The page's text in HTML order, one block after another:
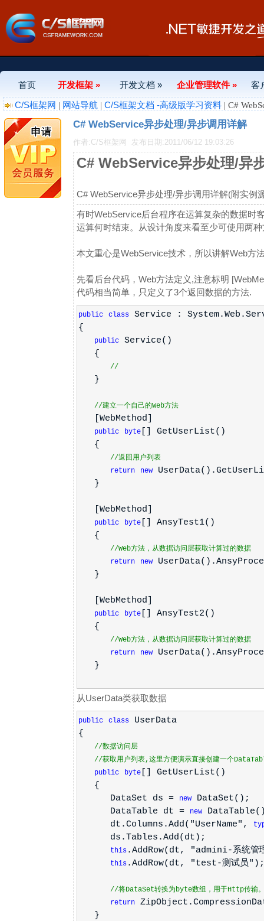
首页 开发框架 » 开发文档 » 企业管理软件 »
客
C/S框架网 | 网站导航 | C/S框架文档 -高级版学习资料 | C#
C# WebService异步处理/异步调用详解
作者:C/S框架网 发布日期:2011/06/12 19:03:26
C# WebService异步处理/异
C# WebService异步处理/异步调用详解(附实例
有时WebService后台程序在运算复杂的数据时
运算何时结束。从设计角度来看至少可使用两
本文重心是WebService技术，所以讲解Web方
先看后台代码，Web方法定义,注意标明
代码相当简单，只定义了3个返回数据的方法.
public class
Service :
{
public
Service()
{
//
}
//建立一个自己的Web方法
[WebMethod]
public byte
[] GetUserList()
{
//返回用户列表
return
new
}
[WebMethod]
public byte
[] AnsyTest1()
{
//Web方法，从数据访问层获取计算过的数据
return
new
}
[WebMethod]
public byte
[] AnsyTest2()
{
//Web方法，从数据访问层获取计算过的数据
return
new
}
从UserData类获取数据
public class
UserData
{
//数据访问层
//获取用户列表,这里方便演示直接创建一个
public
byte
[] GetUserList()
{
DataSet ds =
new
DataSet();
DataTable dt =
new
dt.Columns.Add("UserName",
ds.Tables.Add(dt);
this .AddRow(dt, "admini-系统管
this .AddRow(dt, "test-测试员");
//将DataSet转换为byte数组，用于Http传输
return
}